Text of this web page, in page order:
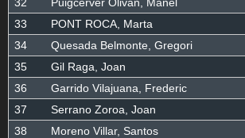
33
PONT ROCA, Marta
34
Quesada Belmonte, Gregori
35
Gil Raga, Joan
36
Garrido Vilajuana, Frederic
37
Serrano Zoroa, Joan
38
Moreno Villar, Santos